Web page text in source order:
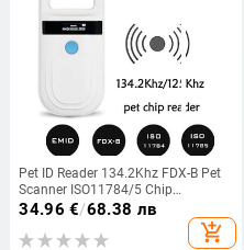
Pet ID Reader 134.2Khz FDX-B Pet
Scanner ISO11784/5 Chip
Transponder Animal RfID USB Dog
Cat Horse Handheld Led Scanner
34.96 €/68.38 лв
add_shopping_cart